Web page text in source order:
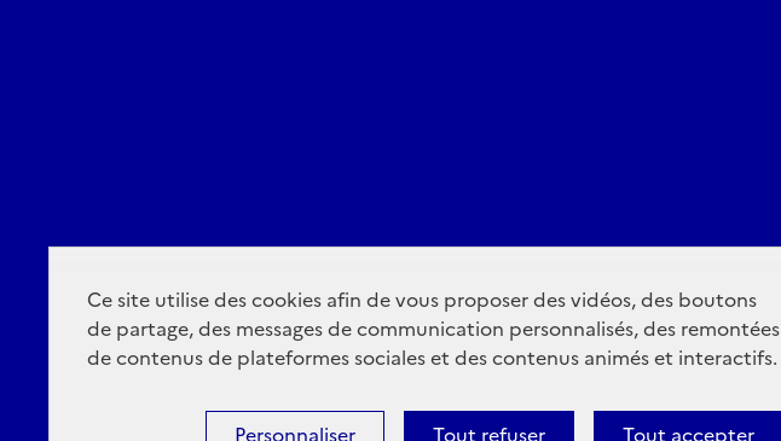
Ce site utilise des cookies afin de vous proposer des vidéos, des boutons
de partage, des messages de communication personnalisés, des remontées
de contenus de plateformes sociales et des contenus animés et interactifs.
Tout accepter
Tout refuser
Personnaliser